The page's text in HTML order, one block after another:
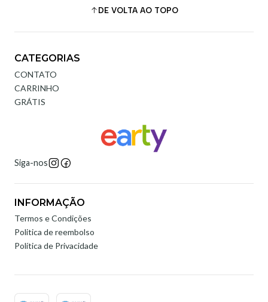
DE VOLTA AO TOPO
CATEGORIAS
CONTATO
CARRINHO
GRÁTIS
Siga-nos
INFORMAÇÃO
Termos e Condições
Politica de reembolso
Política de Privacidade